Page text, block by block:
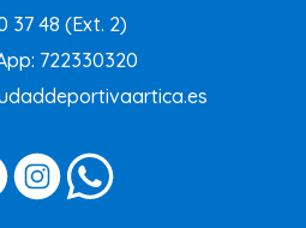
37 48 (Ext. 2)
722330320